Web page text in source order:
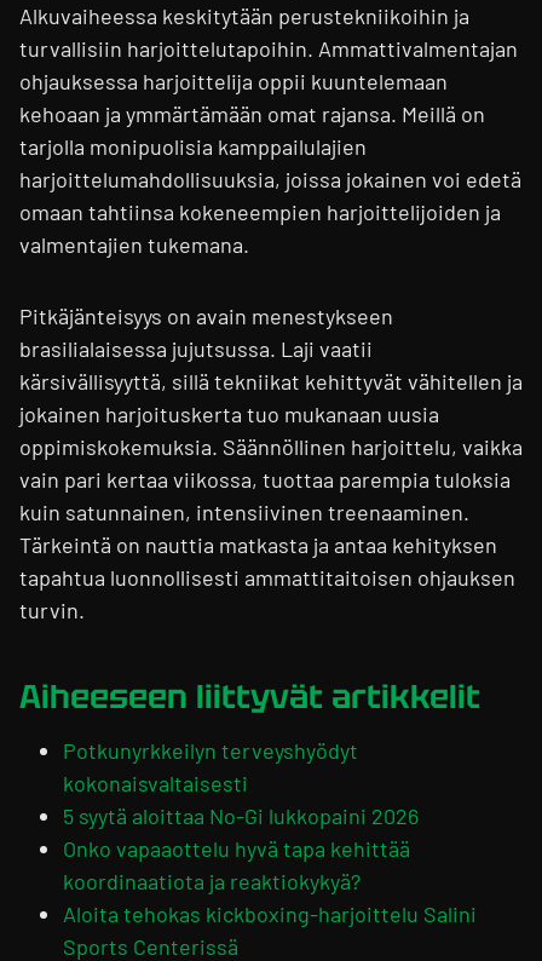
Alkuvaiheessa keskitytään perustekniikoihin ja
turvallisiin harjoittelutapoihin. Ammattivalmentajan
ohjauksessa harjoittelija oppii kuuntelemaan
kehoaan ja ymmärtämään omat rajansa. Meillä on
tarjolla monipuolisia kamppailulajien
harjoittelumahdollisuuksia, joissa jokainen voi edetä
omaan tahtiinsa kokeneempien harjoittelijoiden ja
valmentajien tukemana.
Pitkäjänteisyys on avain menestykseen
brasilialaisessa jujutsussa. Laji vaatii
kärsivällisyyttä, sillä tekniikat kehittyvät vähitellen ja
jokainen harjoituskerta tuo mukanaan uusia
oppimiskokemuksia. Säännöllinen harjoittelu, vaikka
vain pari kertaa viikossa, tuottaa parempia tuloksia
kuin satunnainen, intensiivinen treenaaminen.
Tärkeintä on nauttia matkasta ja antaa kehityksen
tapahtua luonnollisesti ammattitaitoisen ohjauksen
turvin.
Aiheeseen liittyvät artikkelit
Potkunyrkkeilyn terveyshyödyt
kokonaisvaltaisesti
5 syytä aloittaa No-Gi lukkopaini 2026
Onko vapaaottelu hyvä tapa kehittää
koordinaatiota ja reaktiokykyä?
Aloita tehokas kickboxing-harjoittelu Salini
Sports Centerissä